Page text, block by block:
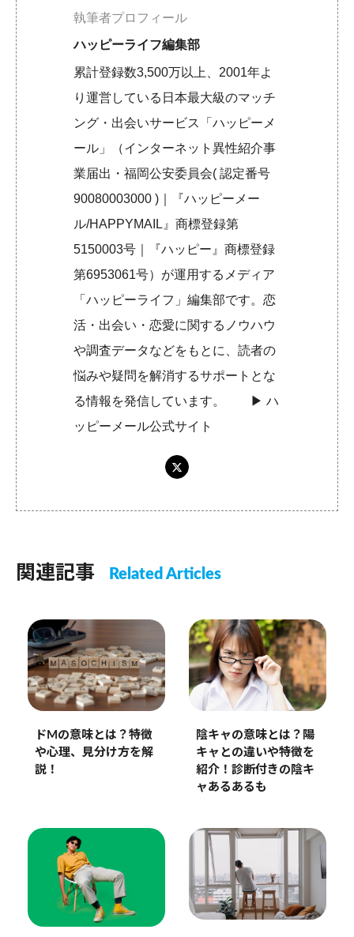
執筆者プロフィール
ハッピーライフ編集部
累計登録数3,500万以上、2001年よ
り運営している日本最大級のマッチ
ング・出会いサービス「ハッピーメ
ール」（インターネット異性紹介事
業届出・福岡公安委員会( 認定番号
90080003000 )｜『ハッピーメー
ル/HAPPYMAIL』商標登録第
5150003号｜『ハッピー』商標登録
第6953061号）が運用するメディア
「ハッピーライフ」編集部です。恋
活・出会い・恋愛に関するノウハウ
や調査データなどをもとに、読者の
悩みや疑問を解消するサポートとな
る情報を発信しています。 ▶︎ハ
ッピーメール公式サイト
関連記事 Related Articles
ドMの意味とは？特徴
や心理、見分け方を解
説！
陰キャの意味とは？陽
キャとの違いや特徴を
紹介！診断付きの陰キ
ャあるあるも